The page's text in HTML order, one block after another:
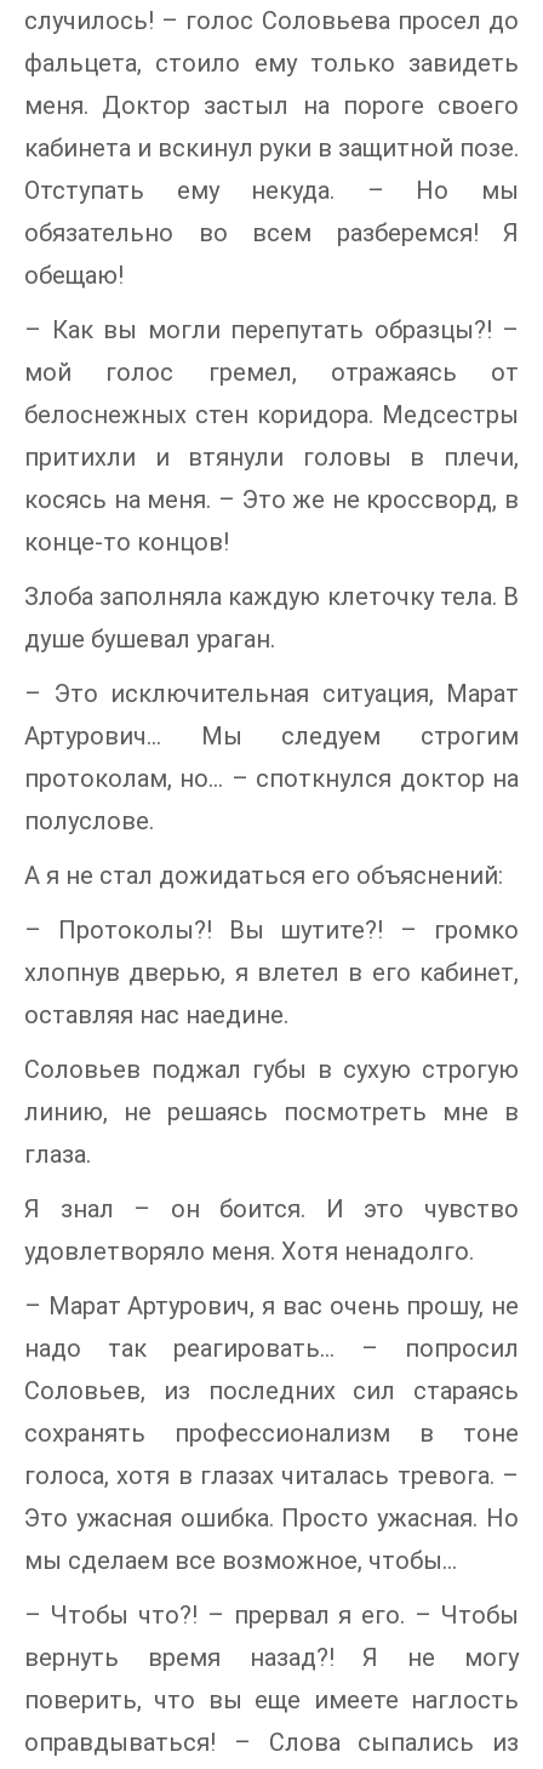
случилось! – голос Соловьева просел до
фальцета, стоило ему только завидеть
меня. Доктор застыл на пороге своего
кабинета и вскинул руки в защитной позе.
Отступать ему некуда. – Но мы
обязательно во всем разберемся! Я
обещаю!
– Как вы могли перепутать образцы?! –
мой голос гремел, отражаясь от
белоснежных стен коридора. Медсестры
притихли и втянули головы в плечи,
косясь на меня. – Это же не кроссворд, в
конце-то концов!
Злоба заполняла каждую клеточку тела. В
душе бушевал ураган.
– Это исключительная ситуация, Марат
Артурович… Мы следуем строгим
протоколам, но… – споткнулся доктор на
полуслове.
А я не стал дожидаться его объяснений:
– Протоколы?! Вы шутите?! – громко
хлопнув дверью, я влетел в его кабинет,
оставляя нас наедине.
Соловьев поджал губы в сухую строгую
линию, не решаясь посмотреть мне в
глаза.
Я знал – он боится. И это чувство
удовлетворяло меня. Хотя ненадолго.
– Марат Артурович, я вас очень прошу, не
надо так реагировать… – попросил
Соловьев, из последних сил стараясь
сохранять профессионализм в тоне
голоса, хотя в глазах читалась тревога. –
Это ужасная ошибка. Просто ужасная. Но
мы сделаем все возможное, чтобы…
– Чтобы что?! – прервал я его. – Чтобы
вернуть время назад?! Я не могу
поверить, что вы еще имеете наглость
оправдываться! – Слова сыпались из